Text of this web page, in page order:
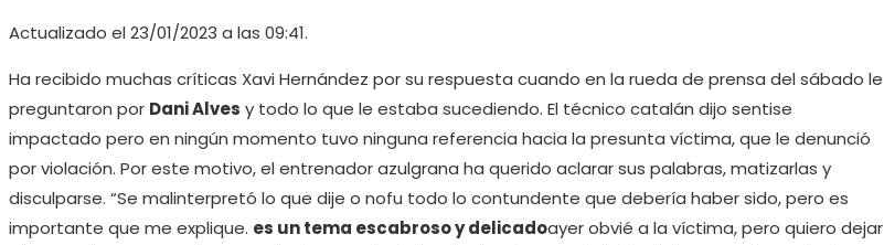
Actualizado el 23/01/2023 a las 09:41.
Ha recibido muchas críticas Xavi Hernández por su respuesta cuando en la rueda de prensa del sábado le
preguntaron por Dani Alves y todo lo que le estaba sucediendo. El técnico catalán dijo sentise
impactado pero en ningún momento tuvo ninguna referencia hacia la presunta víctima, que le denunció
por violación. Por este motivo, el entrenador azulgrana ha querido aclarar sus palabras, matizarlas y
disculparse. “Se malinterpretó lo que dije o nofu todo lo contundente que debería haber sido, pero es
importante que me explique. es un tema escabroso y delicadoayer obvié a la víctima, pero quiero dejar